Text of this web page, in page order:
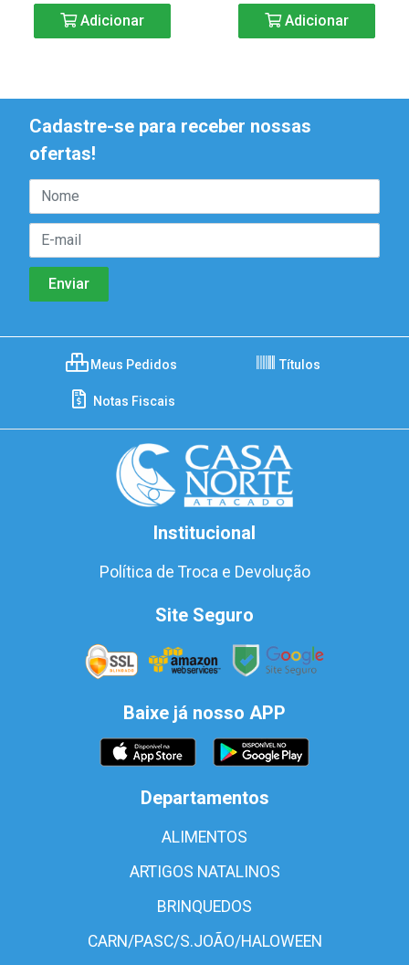
Adicionar Adicionar
Cadastre-se para receber nossas
ofertas!
Meus Pedidos Títulos
Notas Fiscais
Institucional
Política de Troca e Devolução
Site Seguro
Baixe já nosso APP
Departamentos
ALIMENTOS
ARTIGOS NATALINOS
BRINQUEDOS
CARN/PASC/S.JOÃO/HALOWEEN